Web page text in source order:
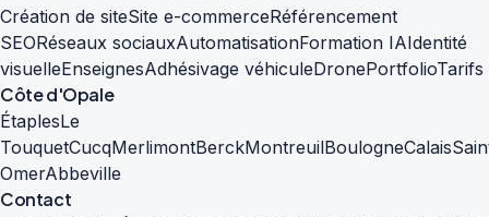
Création de siteSite e-commerceRéférencement
SEORéseaux sociauxAutomatisationFormation IAIdentité
visuelleEnseignesAdhésivage véhiculeDronePortfolioTarifs
Côte d'Opale
ÉtaplesLe
TouquetCucqMerlimontBerckMontreuilBoulogneCalais
OmerAbbeville
Contact